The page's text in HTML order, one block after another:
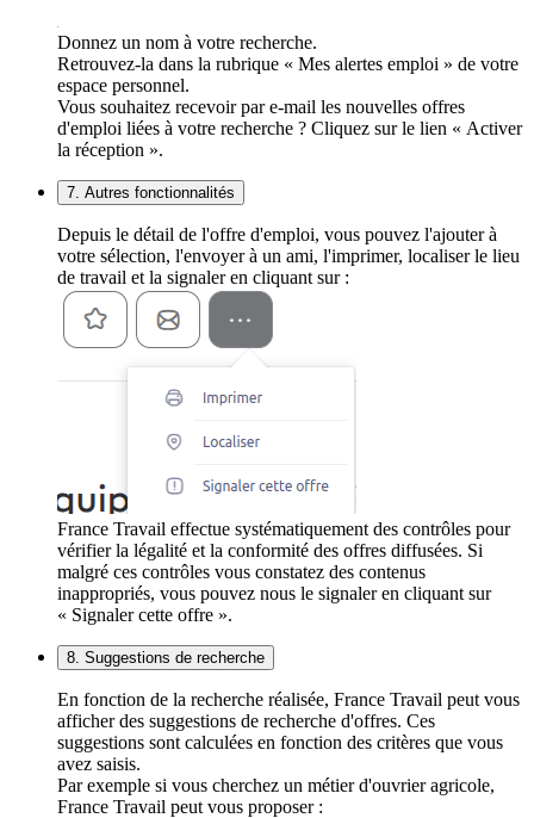
Donnez un nom à votre recherche.
Retrouvez-la dans la rubrique « Mes alertes emploi » de votre
espace personnel.
Vous souhaitez recevoir par e-mail les nouvelles offres
d'emploi liées à votre recherche ? Cliquez sur le lien « Activer
la réception ».
7. Autres fonctionnalités
Depuis le détail de l'offre d'emploi, vous pouvez l'ajouter à
votre sélection, l'envoyer à un ami, l'imprimer, localiser le lieu
de travail et la signaler en cliquant sur :
France Travail effectue systématiquement des contrôles pour
vérifier la légalité et la conformité des offres diffusées. Si
malgré ces contrôles vous constatez des contenus
inappropriés, vous pouvez nous le signaler en cliquant sur
« Signaler cette offre ».
8. Suggestions de recherche
En fonction de la recherche réalisée, France Travail peut vous
afficher des suggestions de recherche d'offres. Ces
suggestions sont calculées en fonction des critères que vous
avez saisis.
Par exemple si vous cherchez un métier d'ouvrier agricole,
France Travail peut vous proposer :